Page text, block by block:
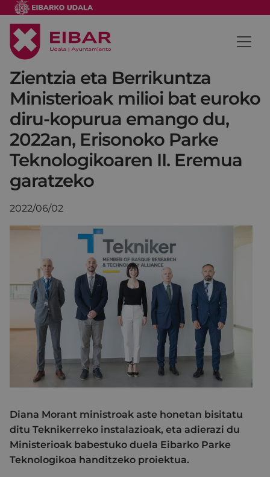
Zientzia eta Berrikuntza
Ministerioak milioi bat euroko
diru-kopurua emango du,
2022an, Erisonoko Parke
Teknologikoaren II. Eremua
garatzeko
2022/06/02
Diana Morant ministroak aste honetan bisitatu
ditu Teknikerreko instalazioak, eta adierazi du
Ministerioak babestuko duela Eibarko Parke
Teknologikoa handitzeko proiektua.